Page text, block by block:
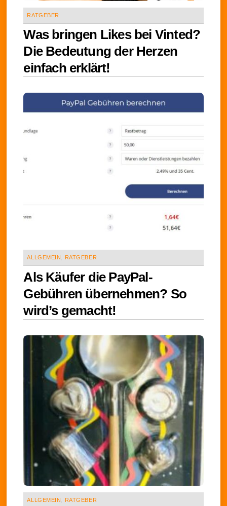
RATGEBER
Was bringen Likes bei Vinted?
Die Bedeutung der Herzen
einfach erklärt!
ALLGEMEIN RATGEBER
Als Käufer die PayPal-
Gebühren übernehmen? So
wird’s gemacht!
ALLGEMEIN RATGEBER